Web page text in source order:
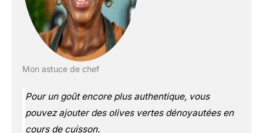
Mon astuce de chef
Pour un goût encore plus authentique, vous
pouvez ajouter des olives vertes dénoyautées en
cours de cuisson.